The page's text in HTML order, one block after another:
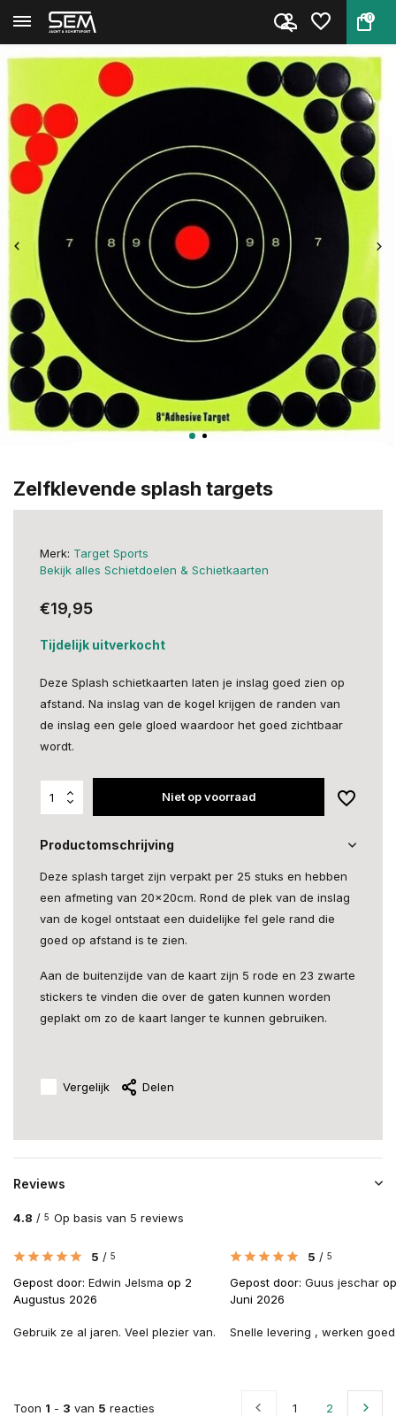
0
Terug Home Zelfklevende splash targets
Zelfklevende splash targets
Merk: Target Sports
Bekijk alles Schietdoelen & Schietkaarten
€19,95
Tijdelijk uitverkocht
Deze Splash schietkaarten laten je inslag goed zien op
afstand. Na inslag van de kogel krijgen de randen van
de inslag een gele gloed waardoor het goed zichtbaar
wordt.
Niet op voorraad
Productomschrijving
Deze splash target zijn verpakt per 25 stuks en hebben
een afmeting van 20x20cm. Rond de plek van de inslag
van de kogel ontstaat een duidelijke fel gele rand die
goed op afstand is te zien.
Aan de buitenzijde van de kaart zijn 5 rode en 23 zwarte
stickers te vinden die over de gaten kunnen worden
geplakt om zo de kaart langer te kunnen gebruiken.
Vergelijk Delen
Reviews
4.8 / 5 Op basis van 5 reviews
5 / 5
Gepost door: Edwin Jelsma op 2
Augustus 2026
Gebruik ze al jaren. Veel plezier van.
5 / 5
Gepost door: Guus jeschar
Juni 2026
Snelle levering , werken goed
Toon 1 - 3 van 5 reacties 1 2